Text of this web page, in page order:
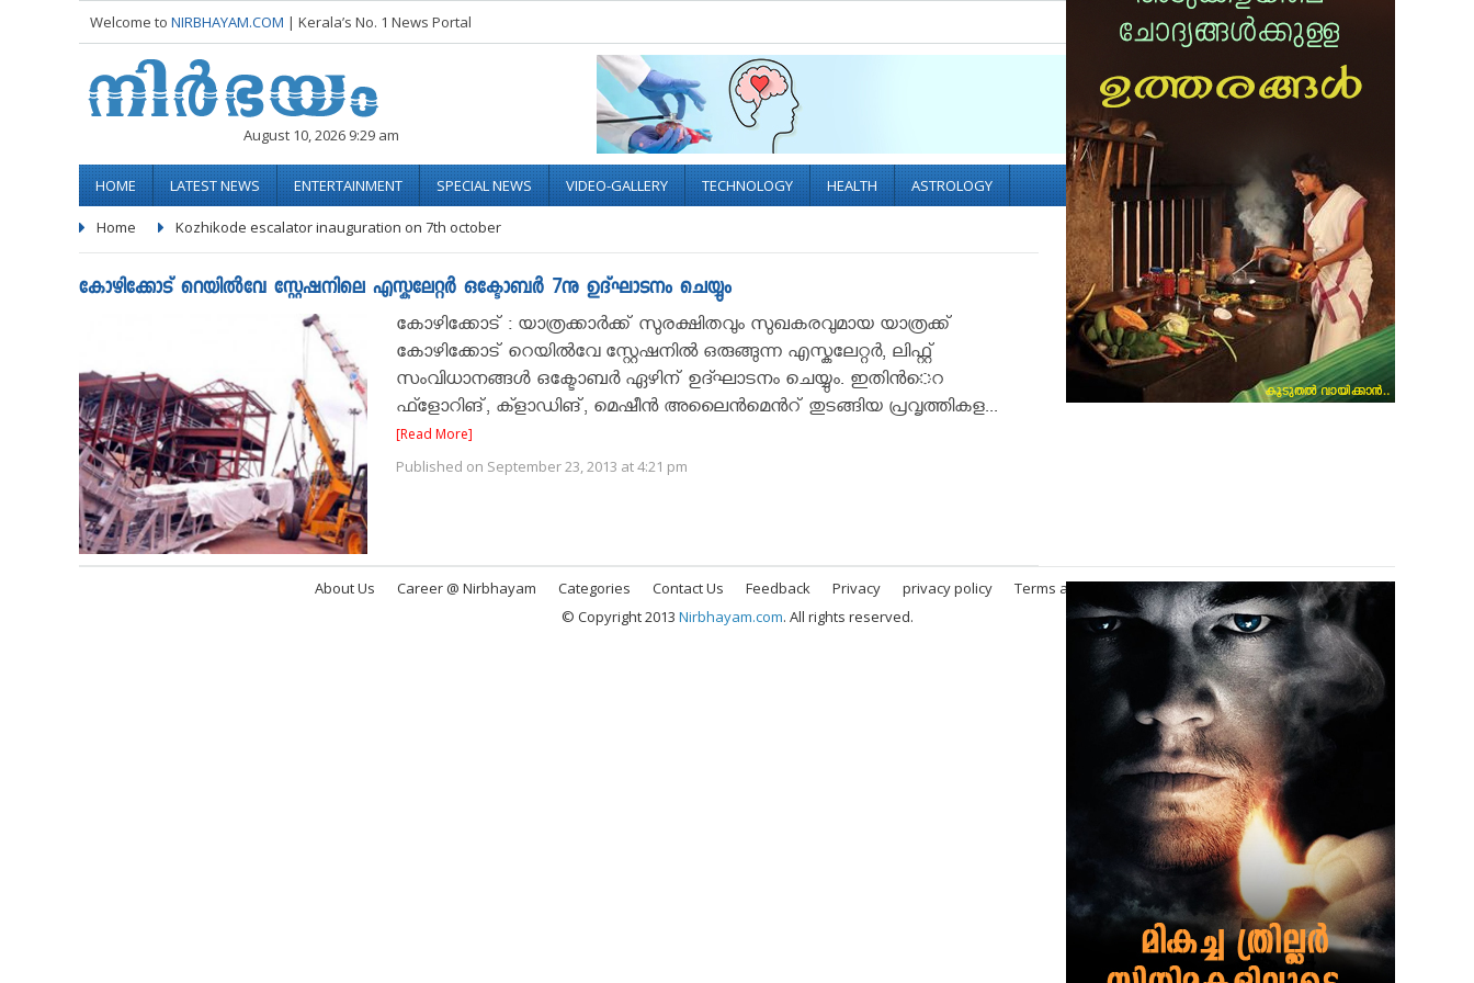
Welcome to NIRBHAYAM.COM | Kerala’s No. 1 News Portal Socialize with us
August 10, 2026 9:29 am
HOME LATEST NEWS ENTERTAINMENT SPECIAL NEWS VIDEO-GALLERY TECHNOLOGY HEALTH ASTROLOGY
Home Kozhikode escalator inauguration on 7th october
കോഴിക്കോട് റെയില്‍വേ സ്റ്റേഷനിലെ എസ്കുലേറ്റര്‍ ഒക്ടോബർ 7നു ഉദ്ഘാടനം ചെയ്യും
കോഴിക്കോട് : യാത്രക്കാര്‍ക്ക് സുരക്ഷിതവും സുഖകരവുമായ യാത്രക്ക്
കോഴിക്കോട് റെയില്‍വേ സ്റ്റേഷനില്‍ ഒരുങ്ങുന്ന എസ്കലേറ്റര്‍, ലിഫ്റ്റ്
സംവിധാനങ്ങള്‍ ഒക്ടോബര്‍ ഏഴിന് ഉദ്ഘാടനം ചെയ്യും. ഇതിന്‍െറ
ഫ്ളോറിങ്, ക്ളാഡിങ്, മെഷീന്‍ അലൈന്‍മെന്‍റ് തുടങ്ങിയ പ്രവൃത്തികള...
[Read More]
Published on September 23, 2013 at 4:21 pm
About Us Career @ Nirbhayam Categories Contact Us Feedback Privacy privacy policy
Terms and Conditions
© Copyright 2013 Nirbhayam.com. All rights reserved.